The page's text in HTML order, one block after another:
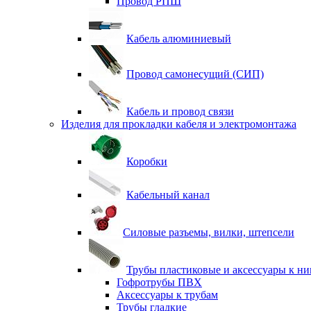
Кабель алюминиевый
Провод самонесущий (СИП)
Кабель и провод связи
Изделия для прокладки кабеля и электромонтажа
Коробки
Кабельный канал
Силовые разъемы, вилки, штепсели
Трубы пластиковые и аксессуары к
Гофротрубы ПВХ
Аксессуары к трубам
Трубы гладкие